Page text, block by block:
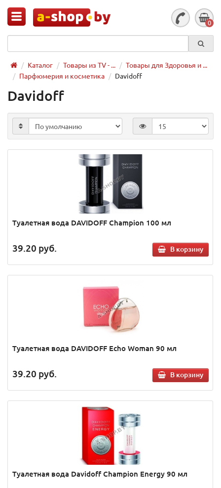
0
Каталог Товары из TV - ...
Товары для Здоровья и ...
Парфюмерия и косметика
Davidoff
Davidoff
Туалетная вода DAVIDOFF Champion 100 мл
39.20 руб. В корзину
Туалетная вода DAVIDOFF Echo Woman 90 мл
39.20 руб. В корзину
Туалетная вода Davidoff Champion Energy 90 мл